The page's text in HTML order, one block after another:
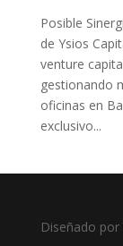
Posible
de Ysios
venture
gestionando
oficinas en
exclusivo...
Diseñado